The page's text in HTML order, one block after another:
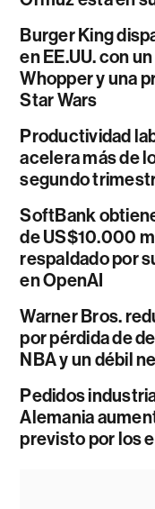
Burger King
en EE.UU. con
Whopper y una
Star Wars
Productividad
acelera más de
segundo
SoftBank
de US$10.000
respaldado por
en OpenAI
Warner Bros.
por pérdida de
NBA y un débil
Pedidos
Alemania
previsto por los